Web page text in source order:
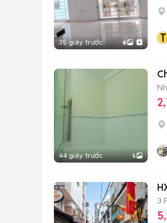
35 giây trước 8 T
44 giây trước 5
3